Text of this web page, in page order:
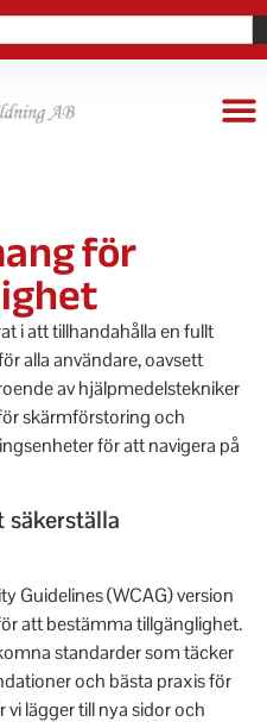
för
i att tillhandahålla en fullt
alla användare, oavsett
av hjälpmedelstekniker
skärmförstoring och
för att navigera på
säkerställa
Guidelines (WCAG) version
att bestämma tillgänglighet.
standarder som täcker
och bästa praxis för
lägger till nya sidor och